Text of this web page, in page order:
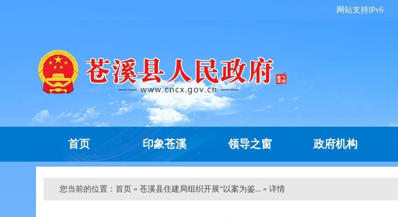
网站支持IPv6
首页 印象苍溪 领导之窗 政府机构
您当前的位置： 首页 » 苍溪县住建局组织开展“以案为鉴... » 详情